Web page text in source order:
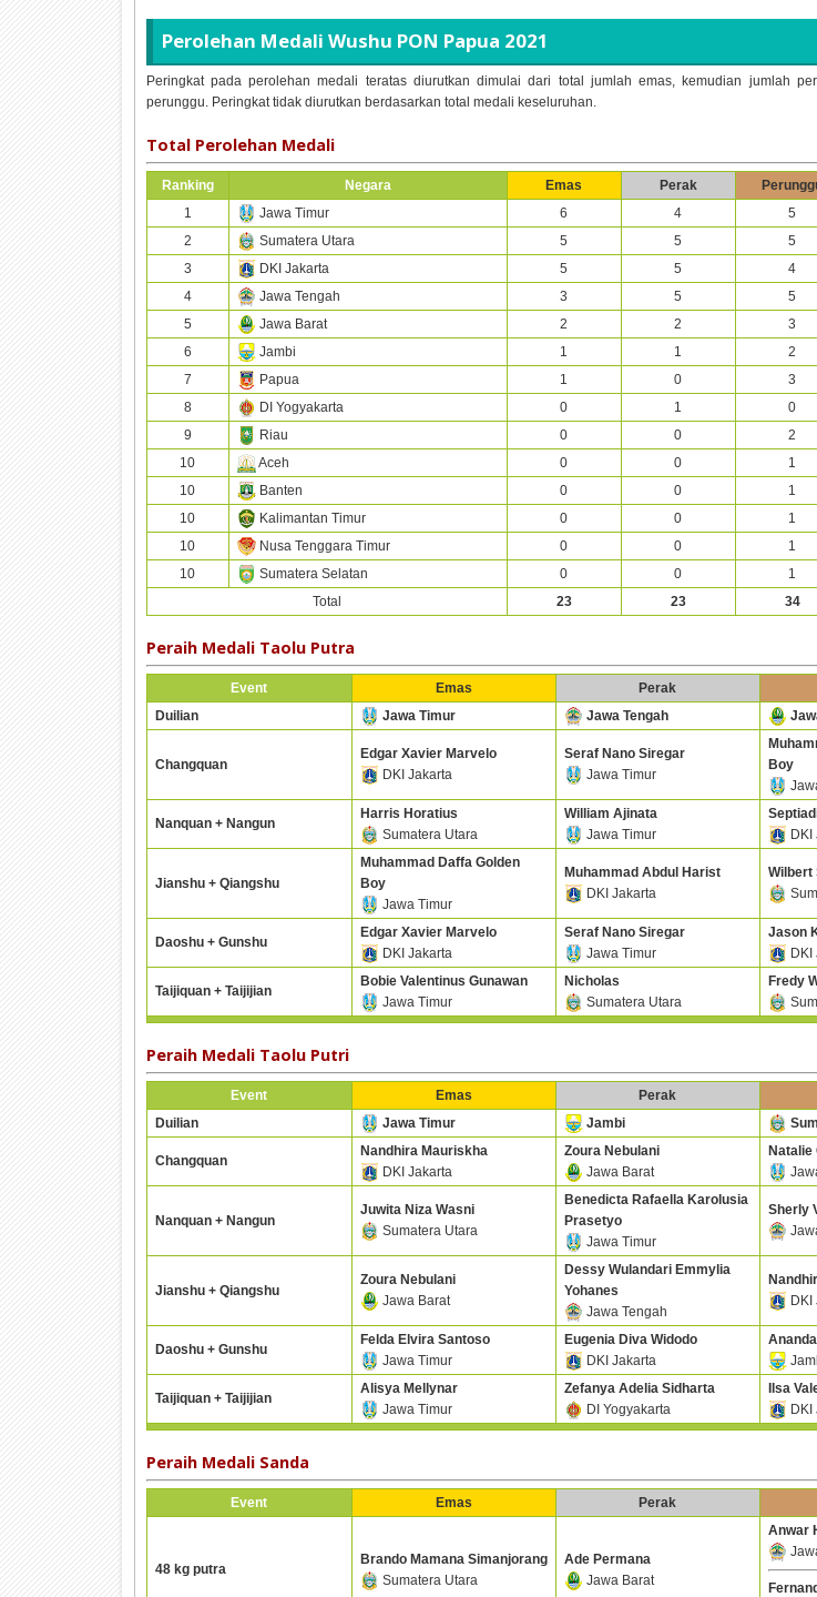
Perolehan Medali Wushu PON Papua 2021
Peringkat pada perolehan medali teratas diurutkan dimulai dari total jumlah emas, kemudian jumlah
perunggu. Peringkat tidak diurutkan berdasarkan total medali keseluruhan.
Total Perolehan Medali
Ranking Negara Emas Perak
1
Jawa Timur 6 4 5
2
Sumatera Utara 5 5 5
3
DKI Jakarta 5 5 4
4
Jawa Tengah 3 5 5
5
Jawa Barat 2 2 3
6
Jambi 1 1 2
7
Papua 1 0 3
8
DI Yogyakarta 0 1 0
9
Riau 0 0 2
10
Aceh 0 0 1
10
Banten 0 0 1
10
Kalimantan Timur 0 0 1
10
Nusa Tenggara Timur 0 0 1
10
Sumatera Selatan 0 0 1
Total
23 23 34
Peraih Medali Taolu Putra
Event Emas Perak
Duilian
Jawa Timur Jawa Tengah
Changquan
Edgar Xavier Marvelo
DKI Jakarta
Seraf Nano Siregar
Jawa Timur
Boy
Nanquan + Nangun
Harris Horatius
Sumatera Utara
William Ajinata
Jawa Timur
DKI
Jianshu + Qiangshu
Muhammad Daffa Golden
Boy
Jawa Timur
Muhammad Abdul Harist
DKI Jakarta
Wilbert
Daoshu + Gunshu
Edgar Xavier Marvelo
DKI Jakarta
Seraf Nano Siregar
Jawa Timur
Jason
DKI
Taijiquan + Taijijian
Bobie Valentinus Gunawan
Jawa Timur
Nicholas
Sumatera Utara
Fredy
Peraih Medali Taolu Putri
Event Emas Perak
Duilian
Jawa Timur Jambi
Changquan
Nandhira Mauriskha
DKI Jakarta
Zoura Nebulani
Jawa Barat
Natalie
Nanquan + Nangun
Juwita Niza Wasni
Sumatera Utara
Benedicta Rafaella Karolusia
Prasetyo
Jawa Timur
Sherly
Jianshu + Qiangshu
Zoura Nebulani
Jawa Barat
Dessy Wulandari Emmylia
Yohanes
Jawa Tengah
DKI
Daoshu + Gunshu
Felda Elvira Santoso
Jawa Timur
Eugenia Diva Widodo
DKI Jakarta
Taijiquan + Taijijian
Alisya Mellynar
Jawa Timur
Zefanya Adelia Sidharta
DI Yogyakarta
Ilsa
DKI
Peraih Medali Sanda
Event Emas Perak
48 kg putra
Brando Mamana Simanjorang
Sumatera Utara
Ade Permana
Jawa Barat
Anwar